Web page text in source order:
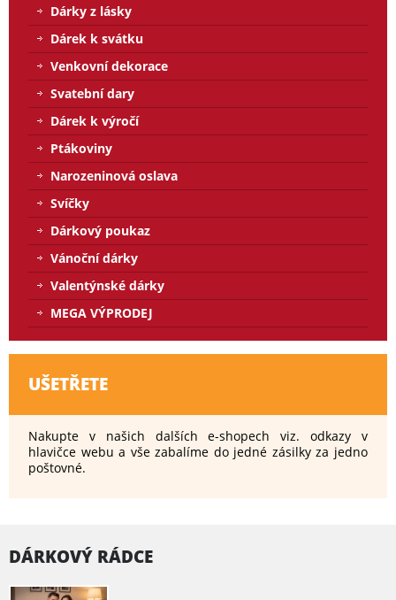
Dárky z lásky
Dárek k svátku
Venkovní dekorace
Svatební dary
Dárek k výročí
Ptákoviny
Narozeninová oslava
Svíčky
Dárkový poukaz
Vánoční dárky
Valentýnské dárky
MEGA VÝPRODEJ
UŠETŘETE
Nakupte v našich dalších e-shopech viz. odkazy v
hlavičce webu a vše zabalíme do jedné zásilky za jedno
poštovné.
DÁRKOVÝ RÁDCE